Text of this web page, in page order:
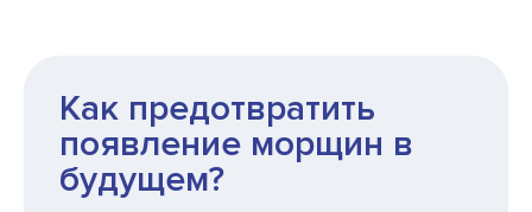
Как предотвратить
появление морщин в
будущем?